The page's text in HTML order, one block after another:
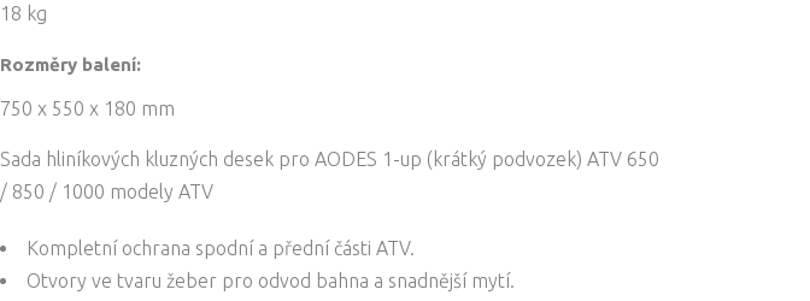
18 kg
Rozměry balení:
750 x 550 x 180 mm
Sada hliníkových kluzných desek pro AODES 1-up (krátký podvozek) ATV 650
/ 850 / 1000 modely ATV
Kompletní ochrana spodní a přední části ATV.
Otvory ve tvaru žeber pro odvod bahna a snadnější mytí.